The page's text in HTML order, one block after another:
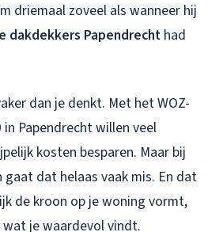
driemaal zoveel als wanneer hij
dakdekkers Papendrecht had
dan je denkt. Met het WOZ-
in Papendrecht willen veel
kosten besparen. Maar bij
gaat dat helaas vaak mis. En dat
de kroon op je woning vormt,
je waardevol vindt.